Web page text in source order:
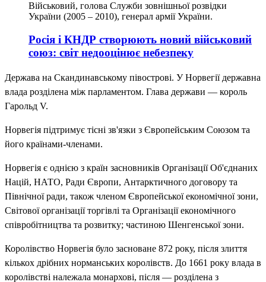
Військовий, голова Служби зовнішньої розвідки
України (2005 – 2010), генерал армії України.
Росія і КНДР створюють новий військовий
союз: світ недооцінює небезпеку
Держава на Скандинавському півострові. У Норвегії державна
влада розділена між парламентом. Глава держави — король
Гарольд V.
Норвегія підтримує тісні зв'язки з Європейським Союзом та
його країнами-членами.
Норвегія є однією з країн засновників Організації Об'єднаних
Націй, НАТО, Ради Європи, Антарктичного договору та
Північної ради, також членом Європейської економічної зони,
Світової організації торгівлі та Організації економічного
співробітництва та розвитку; частиною Шенгенської зони.
Королівство Норвегія було засноване 872 року, після злиття
кількох дрібних норманських королівств. До 1661 року влада в
королівстві належала монархові, після — розділена з